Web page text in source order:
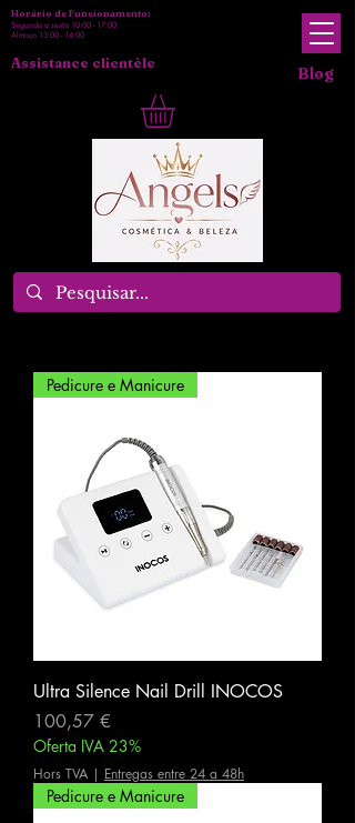
Blog
Horário de Funcionamento:
Segunda a sexta 10:00 - 17:00
Almoço 13:00 - 14:00
Assistance clientèle
Pedicure e Manicure
Ultra Silence Nail Drill INOCOS
Prix
100,57 €
Oferta IVA 23%
Hors TVA | Entregas entre 24 a 48h
Pedicure e Manicure